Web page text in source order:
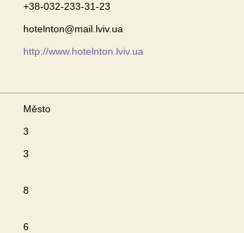
+38-032-233-31-23
hotelnton@mail.lviv.ua
http://www.hotelnton.lviv.ua
Město
3
3
8
6